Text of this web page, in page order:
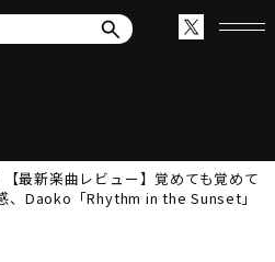
【最新楽曲レビュー】覚めても覚めて
、Daoko「Rhythm in the Sunset」